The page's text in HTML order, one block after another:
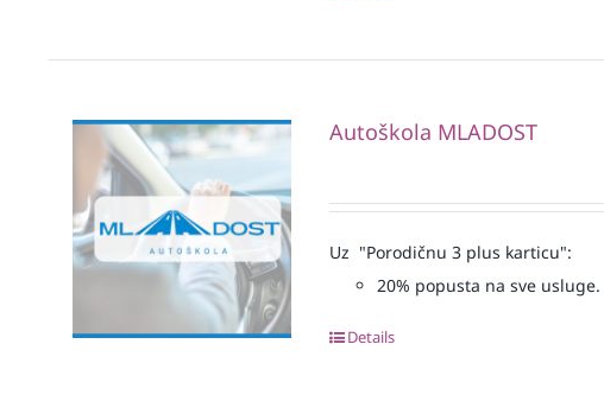
Autoškola MLADOST
Uz "Porodičnu 3 plus karticu":
20% popusta na sve usluge.
Details